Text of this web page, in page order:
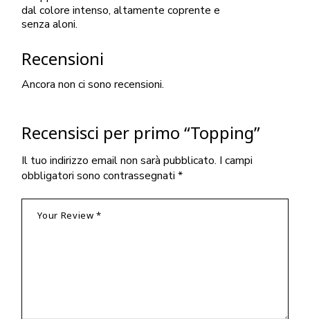
dal colore intenso, altamente coprente e
senza aloni.
Recensioni
Ancora non ci sono recensioni.
Recensisci per primo “Topping”
Il tuo indirizzo email non sarà pubblicato. I campi
obbligatori sono contrassegnati*